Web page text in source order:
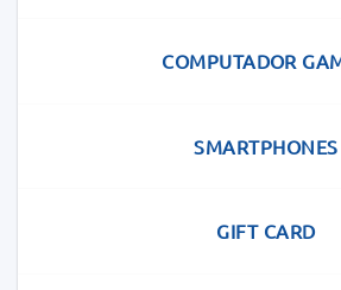
COMPUTADOR
SMARTPHONES
GIFT CARD